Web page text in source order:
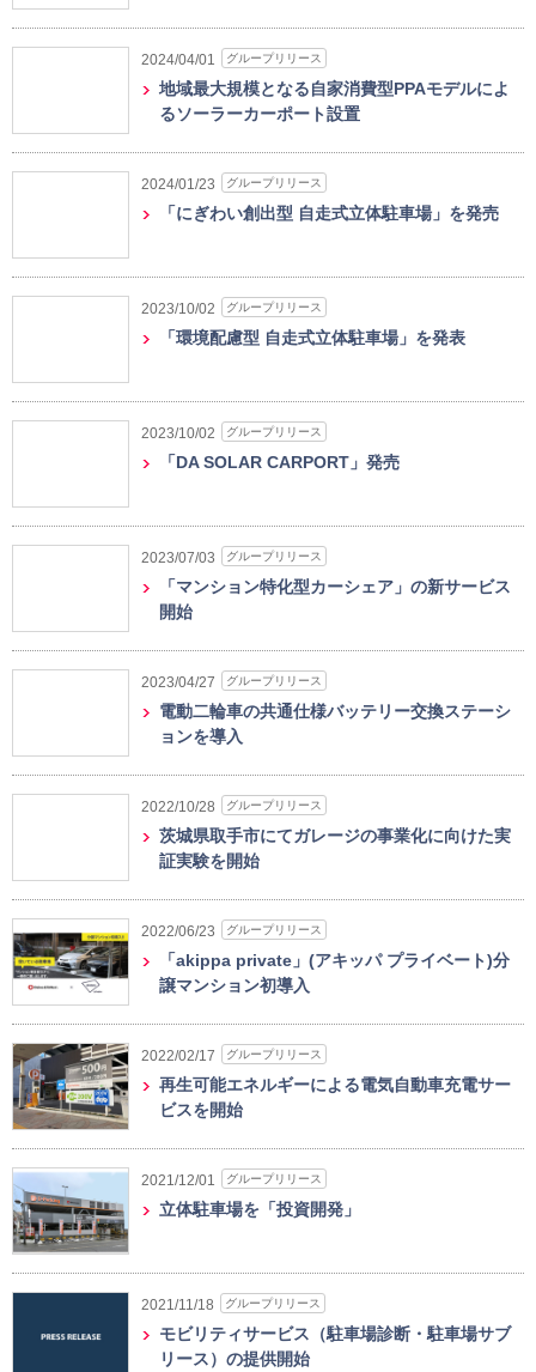
2024/04/01 グループリリース
地域最大規模となる自家消費型PPAモデルによ
るソーラーカーポート設置
2024/01/23 グループリリース
「にぎわい創出型 自走式立体駐車場」を発売
2023/10/02 グループリリース
「環境配慮型 自走式立体駐車場」を発表
2023/10/02 グループリリース
「DA SOLAR CARPORT」発売
2023/07/03 グループリリース
「マンション特化型カーシェア」の新サービス
開始
2023/04/27 グループリリース
電動二輪車の共通仕様バッテリー交換ステーシ
ョンを導入
2022/10/28 グループリリース
茨城県取手市にてガレージの事業化に向けた実
証実験を開始
2022/06/23 グループリリース
「akippa private」(アキッパ プライベート)分
譲マンション初導入
2022/02/17 グループリリース
再生可能エネルギーによる電気自動車充電サー
ビスを開始
2021/12/01 グループリリース
立体駐車場を「投資開発」
2021/11/18 グループリリース
モビリティサービス（駐車場診断・駐車場サブ
リース）の提供開始